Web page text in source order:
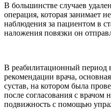
В большинстве случаев
операция, которая занимает
наблюдения за пациентом в
наложения повязки он
В реабилитационный период
рекомендации врача,
сустав, на котором была
после согласования с врачом
подвижность с помощью